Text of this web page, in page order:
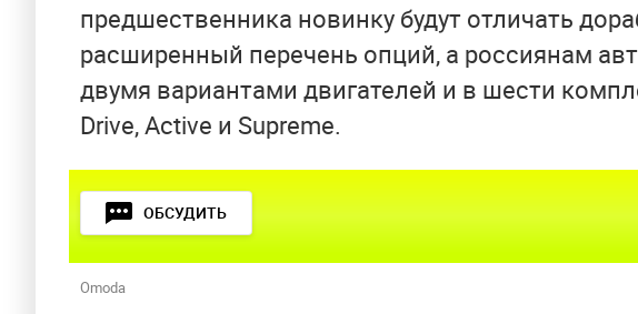
предшественника новинку будут отличать
расширенный перечень опций, а россиянам
двумя вариантами двигателей и в шести
Drive, Active и Supreme.
ОБСУДИТЬ
Omoda